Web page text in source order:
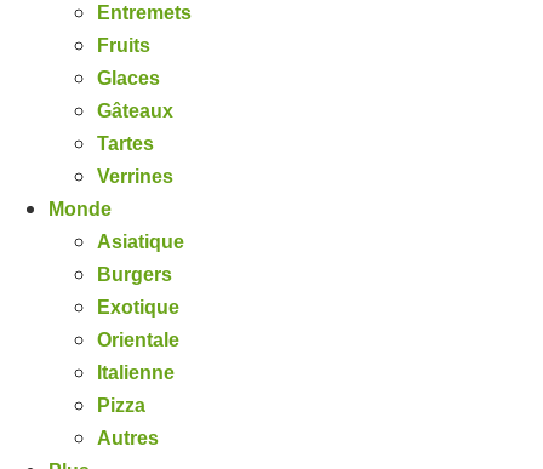
Entremets
Fruits
Glaces
Gâteaux
Tartes
Verrines
Monde
Asiatique
Burgers
Exotique
Orientale
Italienne
Pizza
Autres